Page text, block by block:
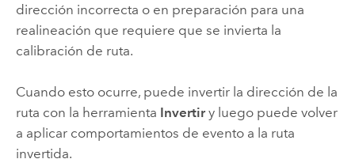
dirección incorrecta o en preparación para una
realineación que requiere que se invierta la
calibración de ruta.
Cuando esto ocurre, puede invertir la dirección de la
ruta con la herramienta Invertiry luego puede volver
a aplicar comportamientos de evento a la ruta
invertida.